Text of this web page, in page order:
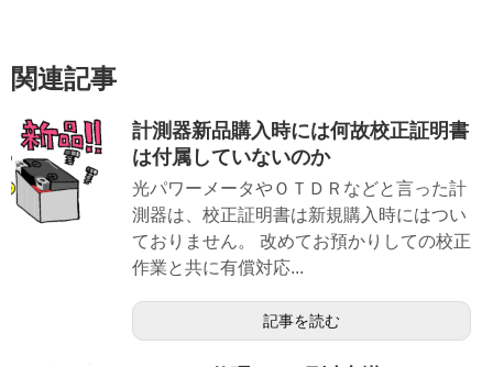
関連記事
計測器新品購入時には何故校正証明書
は付属していないのか
光パワーメータやＯＴＤＲなどと言った計
測器は、校正証明書は新規購入時にはつい
ておりません。 改めてお預かりしての校正
作業と共に有償対応...
記事を読む